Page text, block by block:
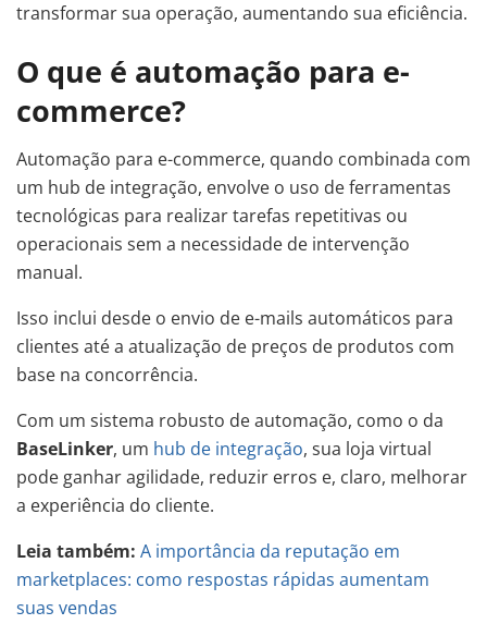
transformar sua operação, aumentando sua eficiência.
O que é automação para e-
commerce?
Automação para e-commerce, quando combinada com
um hub de integração, envolve o uso de ferramentas
tecnológicas para realizar tarefas repetitivas ou
operacionais sem a necessidade de intervenção
manual.
Isso inclui desde o envio de e-mails automáticos para
clientes até a atualização de preços de produtos com
base na concorrência.
Com um sistema robusto de automação, como o da
BaseLinker, um hub de integração, sua loja virtual
pode ganhar agilidade, reduzir erros e, claro, melhorar
a experiência do cliente.
Leia também: A importância da reputação em
marketplaces: como respostas rápidas aumentam
suas vendas